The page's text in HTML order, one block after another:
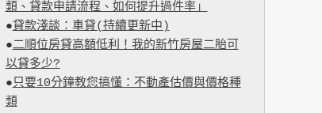
類、貸款申請流程、如何提升過件率」
●貸款淺談：車貸(持續更新中)
●二順位房貸高額低利！我的新竹房屋二胎可
以貸多少?
●只要10分鐘教您搞懂：不動產估價與價格種
類